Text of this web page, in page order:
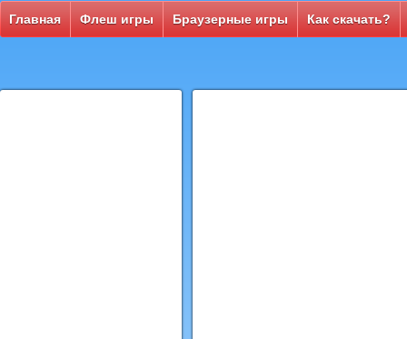
Главная Флеш игры Браузерные игры Как скачать?